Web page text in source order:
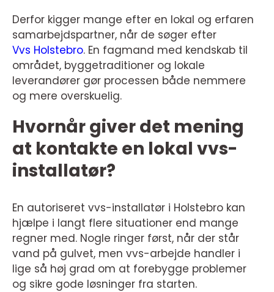
Derfor kigger mange efter en lokal og erfaren
samarbejdspartner, når de søger efter
Vvs Holstebro. En fagmand med kendskab til
området, byggetraditioner og lokale
leverandører gør processen både nemmere
og mere overskuelig.
Hvornår giver det mening
at kontakte en lokal vvs-
installatør?
En autoriseret vvs-installatør i Holstebro kan
hjælpe i langt flere situationer end mange
regner med. Nogle ringer først, når der står
vand på gulvet, men vvs-arbejde handler i
lige så høj grad om at forebygge problemer
og sikre gode løsninger fra starten.